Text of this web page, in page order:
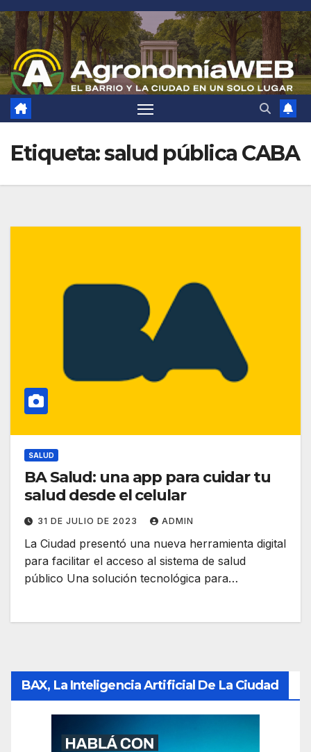
Saltar
al
contenido
Etiqueta:salud pública CABA
SALUD
BA Salud: una app para cuidar tu
salud desde el celular
31 DE JULIO DE 2023 ADMIN
La Ciudad presentó una nueva herramienta digital
para facilitar el acceso al sistema de salud
público Una solución tecnológica para…
BAX, La Inteligencia Artificial De La Ciudad